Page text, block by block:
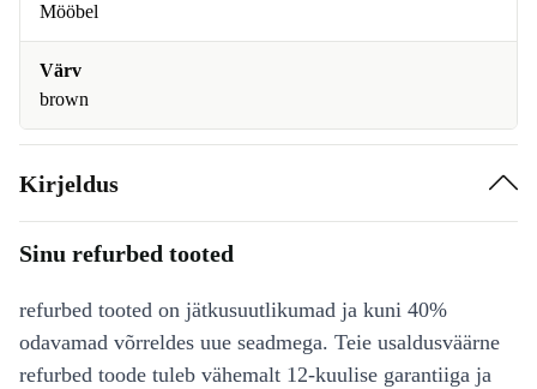
Mööbel
Värv
brown
Kirjeldus
Sinu refurbed tooted
refurbed tooted on jätkusuutlikumad ja kuni 40%
odavamad võrreldes uue seadmega. Teie usaldusväärne
refurbed toode tuleb vähemalt 12-kuulise garantiiga ja